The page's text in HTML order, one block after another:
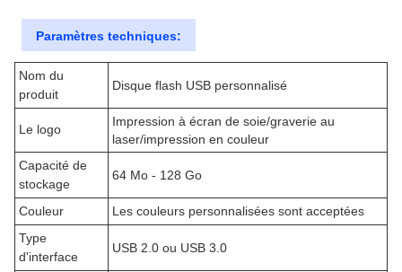
Paramètres techniques:
Nom du
produit
Disque flash USB personnalisé
Le logo
Impression à écran de soie/graverie au
laser/impression en couleur
Capacité de
stockage
64 Mo - 128 Go
Couleur
Les couleurs personnalisées sont acceptées
Type
d'interface
USB 2.0 ou USB 3.0